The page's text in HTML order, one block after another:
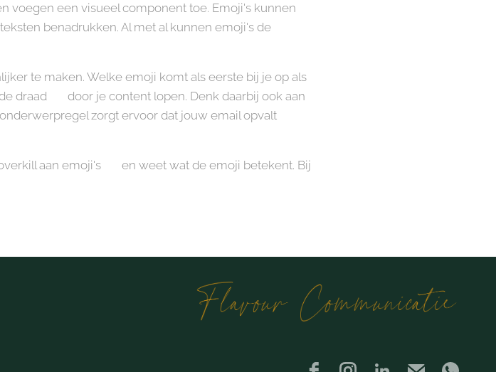
een visueel component toe. Emoji's kunnen
benadrukken. Al met al kunnen emoji's de
te maken. Welke emoji komt als eerste bij je op als
draad 🧶 door je content lopen. Denk daarbij ook aan
zorgt ervoor dat jouw email opvalt
aan emoji's 🤯 en weet wat de emoji betekent. Bij